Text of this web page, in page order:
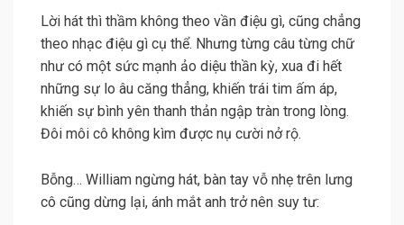
Lời hát thì thầm không theo vần điệu gì, cũng chẳng
theo nhạc điệu gì cụ thể. Nhưng từng câu từng chữ
như có một sức mạnh ảo diệu thần kỳ, xua đi hết
những sự lo âu căng thẳng, khiến trái tim ấm áp,
khiến sự bình yên thanh thản ngập tràn trong lòng.
Đôi môi cô không kìm được nụ cười nở rộ.
Bỗng… William ngừng hát, bàn tay vỗ nhẹ trên lưng
cô cũng dừng lại, ánh mắt anh trở nên suy tư: